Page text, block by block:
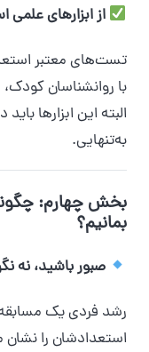
از ابزارهای علمی
تست‌های معتبر
با روانشناسان
البته این ابزارها
به‌تنهایی.
بخش چهارم:
بمانیم؟
صبور باشید، نه